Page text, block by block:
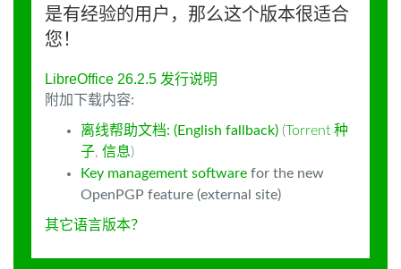
是有经验的用户，那么这个版本很适合
您！
LibreOffice 26.2.5 发行说明
附加下载内容:
离线帮助文档: (English fallback) (Torrent 种
子, 信息)
Key management software for the new
OpenPGP feature (external site)
其它语言版本？